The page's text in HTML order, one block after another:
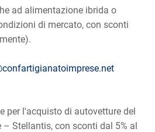
ad alimentazione ibrida o
di mercato, con sconti
per l'acquisto di autovetture del
– Stellantis, con sconti dal 5% al